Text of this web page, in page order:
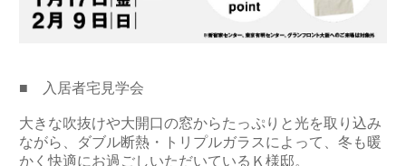
■ 入居者宅見学会
大きな吹抜けや大開口の窓からたっぷりと光を取り込み
ながら、ダブル断熱・トリプルガラスによって、冬も暖
かく快適にお過ごしいただいているＫ様邸。